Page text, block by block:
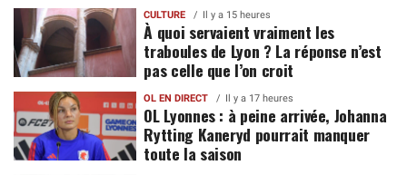
CULTURE Il y a 15 heures
À quoi servaient vraiment les
traboules de Lyon ? La réponse n’est
pas celle que l’on croit
OL EN DIRECT Il y a 17 heures
OL Lyonnes : à peine arrivée, Johanna
Rytting Kaneryd pourrait manquer
toute la saison